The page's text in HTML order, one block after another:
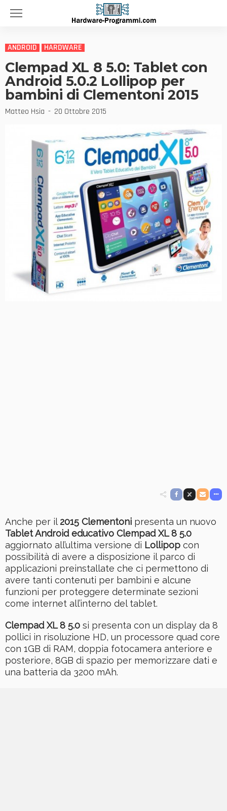
ANDROID HARDWARE
Clempad XL 8 5.0: Tablet con
Android 5.0.2 Lollipop per
bambini di Clementoni 2015
Matteo Hsia 20 Ottobre 2015
Anche per il 2015 Clementoni presenta un nuovo
Tablet Android educativo Clempad XL 8 5.0
aggiornato all’ultima versione di Lollipop con
possibilità di avere a disposizione il parco di
applicazioni preinstallate che ci permettono di
avere tanti contenuti per bambini e alcune
funzioni per proteggere determinate sezioni
come internet all’interno del tablet.
Clempad XL 8 5.0 si presenta con un display da 8
pollici in risoluzione HD, un processore quad core
con 1GB di RAM, doppia fotocamera anteriore e
posteriore, 8GB di spazio per memorizzare dati e
una batteria da 3200 mAh.